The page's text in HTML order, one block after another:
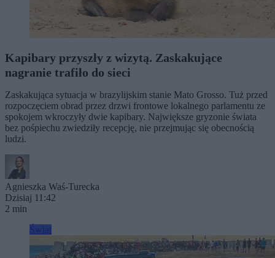
Kapibary przyszły z wizytą. Zaskakujące
nagranie trafiło do sieci
Zaskakująca sytuacja w brazylijskim stanie Mato Grosso. Tuż przed
rozpoczęciem obrad przez drzwi frontowe lokalnego parlamentu ze
spokojem wkroczyły dwie kapibary. Największe gryzonie świata
bez pośpiechu zwiedziły recepcję, nie przejmując się obecnością
ludzi.
Agnieszka Waś-Turecka
Dzisiaj 11:42
2 min